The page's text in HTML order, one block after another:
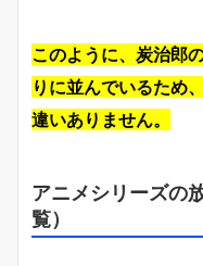
このように、炭治郎
りに並んでいるため
違いありません。
アニメシリーズの
覧）